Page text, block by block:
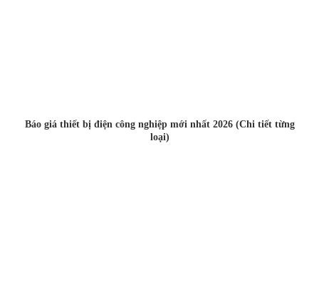
Báo giá thiết bị điện công nghiệp mới nhất 2026 (Chi tiết từng
loại)